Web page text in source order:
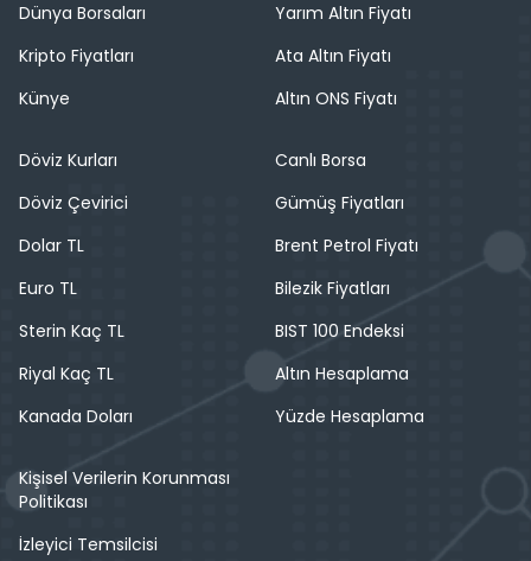
Dünya Borsaları
Kripto Fiyatları
Künye
Yarım Altın Fiyatı
Ata Altın Fiyatı
Altın ONS Fiyatı
Döviz Kurları
Döviz Çevirici
Dolar TL
Euro TL
Sterin Kaç TL
Riyal Kaç TL
Kanada Doları
Canlı Borsa
Gümüş Fiyatları
Brent Petrol Fiyatı
Bilezik Fiyatları
BIST 100 Endeksi
Altın Hesaplama
Yüzde Hesaplama
Kişisel Verilerin Korunması
Politikası
İzleyici Temsilcisi